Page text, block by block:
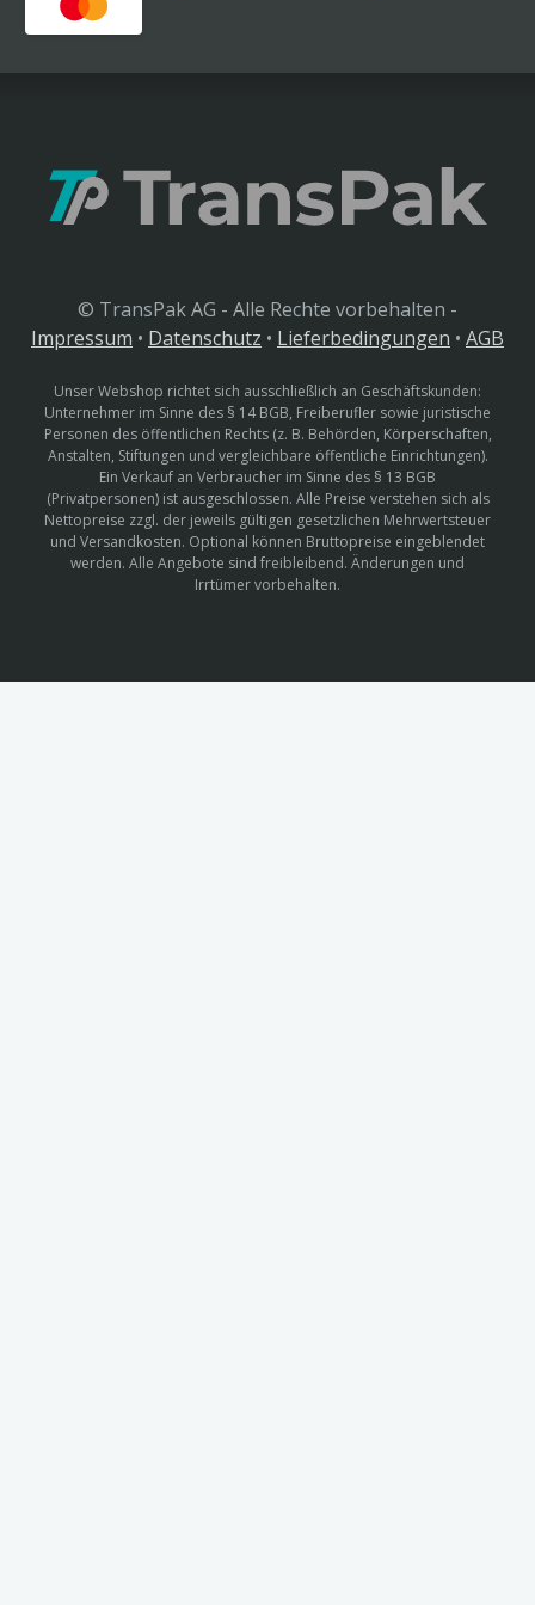
© TransPak AG - Alle Rechte vorbehalten -
Impressum • Datenschutz • Lieferbedingungen • AGB
Unser Webshop richtet sich ausschließlich an Geschäftskunden:
Unternehmer im Sinne des § 14 BGB, Freiberufler sowie juristische
Personen des öffentlichen Rechts (z. B. Behörden, Körperschaften,
Anstalten, Stiftungen und vergleichbare öffentliche Einrichtungen).
Ein Verkauf an Verbraucher im Sinne des § 13 BGB
(Privatpersonen) ist ausgeschlossen. Alle Preise verstehen sich als
Nettopreise zzgl. der jeweils gültigen gesetzlichen Mehrwertsteuer
und Versandkosten. Optional können Bruttopreise eingeblendet
werden. Alle Angebote sind freibleibend. Änderungen und
Irrtümer vorbehalten.